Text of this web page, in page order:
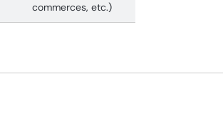
commerces, etc.)